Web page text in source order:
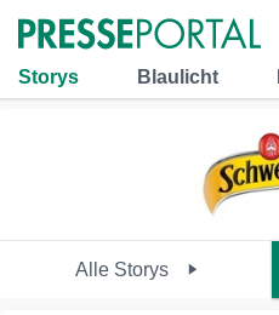
Storys Blaulicht
Alle Storys